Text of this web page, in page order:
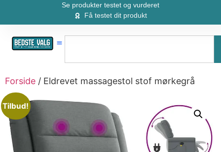
Se produkter testet og vurderet
Få testet dit produkt
Forside / Eldrevet massagestol stof mørkegrå
Tilbud!